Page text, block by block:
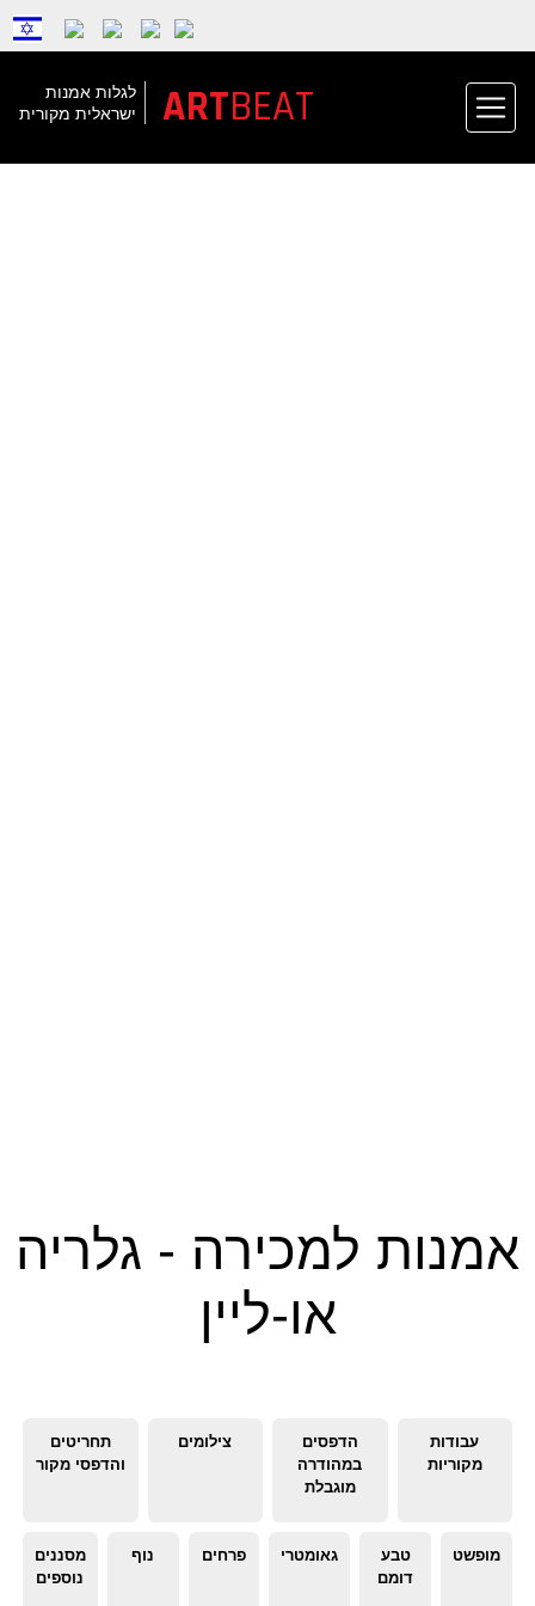
לגלות אמנות
ישראלית מקורית
ARTBEAT
אמנות למכירה - גלריה
או-ליין
עבודות
מקוריות
הדפסים
במהודרה
מוגבלת
צילומים
תחריטים
והדפסי מקור
מופשט
טבע
דומם
גאומטרי פרחים נוף
מסננים
נוספים